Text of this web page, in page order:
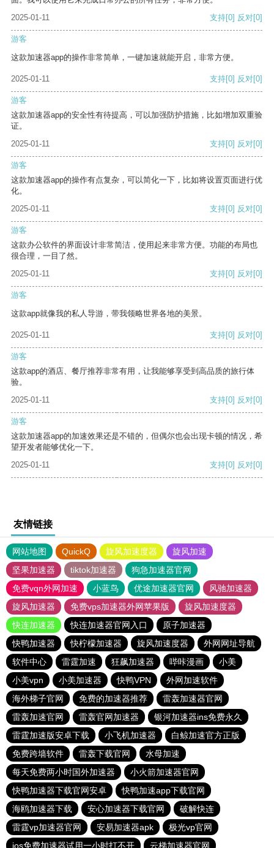
2025-01-11
支持[0] 反对[0]
游客
这款加速器app的操作非常简单，一键加速就能开启，非常方便。
2025-01-11 支持[0] 反对[0]
游客
这款加速器app的安全性有待提高，可以加强防护措施，比如增加双重验
证。
2025-01-11
支持[0] 反对[0]
游客
这款加速器app的操作有点复杂，可以简化一下，比如将设置页面进行优
化。
2025-01-11
支持[0] 反对[0]
游客
这款办公软件的界面设计非常简洁，使用起来非常方便。功能的布局也
很合理，一目了然。
2025-01-11
支持[0] 反对[0]
游客
这款app就像我的私人导游，带我领略世界各地的美景。
2025-01-11 支持[0] 反对[0]
游客
这款app的酒店、餐厅推荐非常有用，让我能够享受到高品质的旅行体
验。
2025-01-11
支持[0] 反对[0]
游客
这款加速器app的加速效果还是不错的，但偶尔也会出现卡顿的情况，希
望开发者能够优化一下。
2025-01-11
支持[0] 反对[0]
友情链接
网站地图 QuickQ 旋风加速度器
旋风加速
坚果加速器
tiktok加速器
狗急加速器官网
免费vqn外网加速
小蓝鸟 优途加速器官网
风驰加速器
旋风加速器
免费vps加速器外网苹果版
旋风加速度器
快连加速器
快连加速器官网入口
原子加速器
快鸭加速器
快柠檬加速器 旋风加速度器
外网网址导航
软件中心
雷霆加速 狂飙加速器 哔咔漫画
小美
小美vpn
小美加速器 快鸭VPN
外网加速软件
海外梯子官网
免费的加速器推荐
雷轰加速器官网
雷轰加速官网
雷轰官网加速器
银河加速器ins免费永久
雷霆加速版安卓下载
小飞机加速器
白鲸加速官方正版
免费跨墙软件
雷轰下载官网
水母加速
每天免费两小时国外加速器
小火箭加速器官网
快鸭加速器下载官网安卓
快鸭加速app下载官网
海鸥加速器下载
安心加速器下载官网
破解快连
雷霆vp加速器官网
安易加速器apk
极光vp官网
ios免费加速器试用一小时打不开
云梯加速器官网